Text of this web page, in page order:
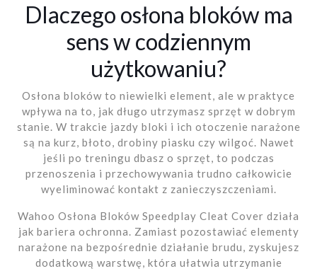
Dlaczego osłona bloków ma
sens w codziennym
użytkowaniu?
Osłona bloków to niewielki element, ale w praktyce
wpływa na to, jak długo utrzymasz sprzęt w dobrym
stanie. W trakcie jazdy bloki i ich otoczenie narażone
są na kurz, błoto, drobiny piasku czy wilgoć. Nawet
jeśli po treningu dbasz o sprzęt, to podczas
przenoszenia i przechowywania trudno całkowicie
wyeliminować kontakt z zanieczyszczeniami.
Wahoo Osłona Bloków Speedplay Cleat Cover działa
jak bariera ochronna. Zamiast pozostawiać elementy
narażone na bezpośrednie działanie brudu, zyskujesz
dodatkową warstwę, która ułatwia utrzymanie